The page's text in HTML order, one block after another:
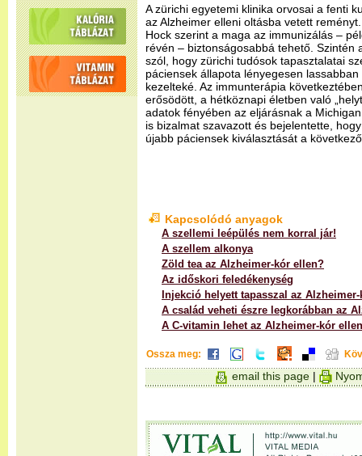
A zürichi egyetemi klinika orvosai a fenti
az Alzheimer elleni oltásba vetett
Hock szerint a maga az immunizálás –
révén – biztonságosabbá tehető. Szintén
szól, hogy zürichi tudósok tapasztalatai
páciensek állapota lényegesen
kezelteké. Az immunterápia
erősödött, a hétköznapi életben való
adatok fényében az eljárásnak a
is bizalmat szavazott és bejelentette,
újabb páciensek kiválasztását a
Kapcsolódó anyagok
A szellemi leépülés nem korral jár!
A szellem alkonya
Zöld tea az Alzheimer-kór ellen?
Az időskori feledékenység
Injekció helyett tapasszal az
A család veheti észre legkorábban az
A C-vitamin lehet az Alzheimer-kór
Ossza meg:
email this page |